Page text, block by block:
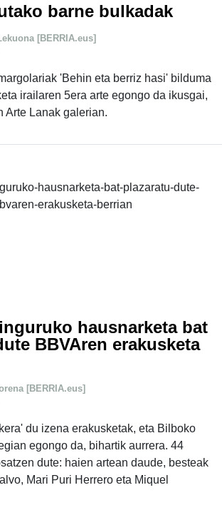
barne bulkadak
[BERRIA.eus]
'Behin eta berriz hasi' bilduma
irailaren 5era arte egongo da ikusgai,
Arte Lanak galerian.
hausnarketa bat
BBVAren erakusketa
[BERRIA.eus]
du izena erakusketak, eta Bilboko
egongo da, bihartik aurrera. 44
dute: haien artean daude, besteak
Mari Puri Herrero eta Miquel